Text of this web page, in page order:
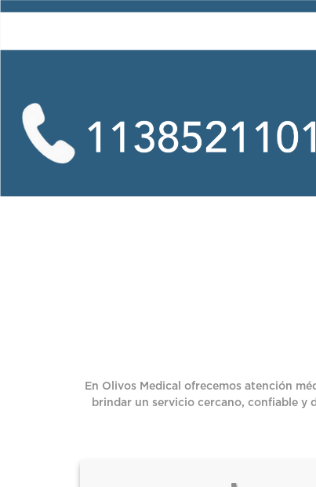
En Olivos Medical ofrecemos atención
brindar un servicio cercano, confiable y